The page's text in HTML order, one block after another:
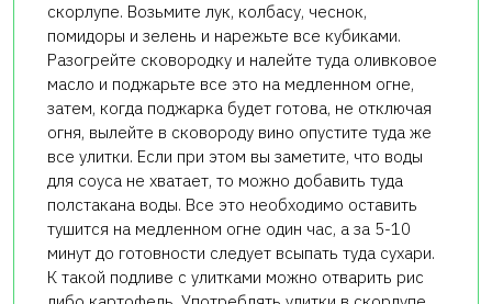
скорлупе. Возьмите лук, колбасу, чеснок,
помидоры и зелень и нарежьте все кубиками.
Разогрейте сковородку и налейте туда оливковое
масло и поджарьте все это на медленном огне,
затем, когда поджарка будет готова, не отключая
огня, вылейте в сковороду вино опустите туда же
все улитки. Если при этом вы заметите, что воды
для соуса не хватает, то можно добавить туда
полстакана воды. Все это необходимо оставить
тушится на медленном огне один час, а за 5-10
минут до готовности следует всыпать туда сухари.
К такой подливе с улитками можно отварить рис